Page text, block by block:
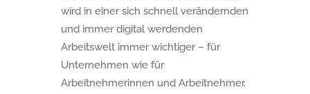
wird in einer sich schnell verändernden
und immer digital werdenden
Arbeitswelt immer wichtiger – für
Unternehmen wie für
Arbeitnehmerinnen und Arbeitnehmer.